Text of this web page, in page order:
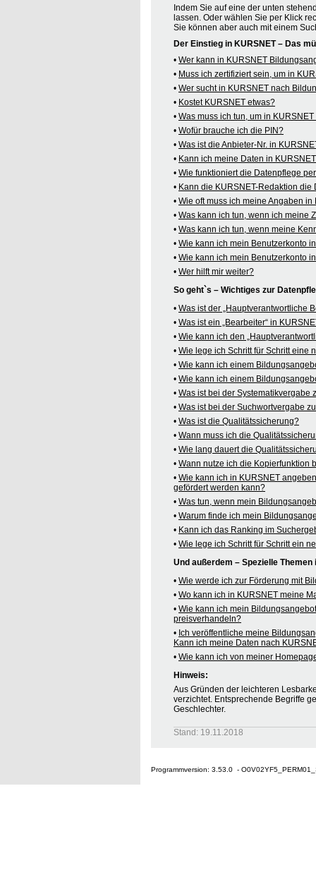
Indem Sie auf eine der unten
lassen. Oder wählen Sie per Klick
Sie können aber auch mit einem
Der Einstieg in KURSNET – Das
• Wer kann in KURSNET
• Muss ich zertifiziert sein, um in
• Wer sucht in KURSNET nach
• Kostet KURSNET etwas?
• Was muss ich tun, um in
• Wofür brauche ich die PIN?
• Was ist die Anbieter-Nr. in
• Kann ich meine Daten in
• Wie funktioniert die Datenpflege
• Kann die KURSNET-Redaktion
• Wie oft muss ich meine Angaben
• Was kann ich tun, wenn ich meine
• Was kann ich tun, wenn meine
• Wie kann ich mein Benutzerkonto
• Wie kann ich mein Benutzerkonto
• Wer hilft mir weiter?
So geht`s – Wichtiges zur
• Was ist der „Hauptverantwortliche
• Was ist ein „Bearbeiter“ in
• Wie kann ich den
• Wie lege ich Schritt für Schritt eine
• Wie kann ich einem
• Wie kann ich einem
• Was ist bei der Systematikvergabe
• Was ist bei der Suchwortvergabe
• Was ist die Qualitätssicherung?
• Wann muss ich die
• Wie lang dauert die
• Wann nutze ich die Kopierfunktion
• Wie kann ich in KURSNET
gefördert werden kann?
• Was tun, wenn mein
• Warum finde ich mein
• Kann ich das Ranking im
• Wie lege ich Schritt für Schritt ein
Und außerdem – Spezielle Themen
• Wie werde ich zur Förderung mit
• Wo kann ich in KURSNET meine
• Wie kann ich mein
preisverhandeln?
• Ich veröffentliche meine
Kann ich meine Daten nach
• Wie kann ich von meiner
Hinweis:
Aus Gründen der leichteren
verzichtet. Entsprechende Begriffe
Geschlechter.
Stand: 19.11.2018
Programmversion: 3.53.0 -